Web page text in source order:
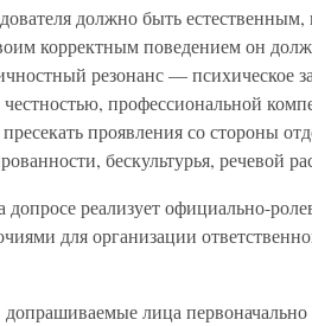
должно быть
корректным поведением он
резонанс — психическое
профессиональной
пресекать проявления со стороны
бескультурья, речевой
допросе реализует официально-
для организации
допрашиваемые лица первоначально